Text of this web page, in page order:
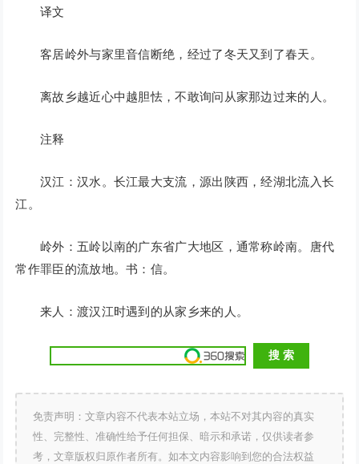
译文
客居岭外与家里音信断绝，经过了冬天又到了春天。
离故乡越近心中越胆怯，不敢询问从家那边过来的人。
注释
汉江：汉水。长江最大支流，源出陕西，经湖北流入长
江。
岭外：五岭以南的广东省广大地区，通常称岭南。唐代
常作罪臣的流放地。书：信。
来人：渡汉江时遇到的从家乡来的人。
免责声明：文章内容不代表本站立场，本站不对其内容的真实
性、完整性、准确性给予任何担保、暗示和承诺，仅供读者参
考，文章版权归原作者所有。如本文内容影响到您的合法权益